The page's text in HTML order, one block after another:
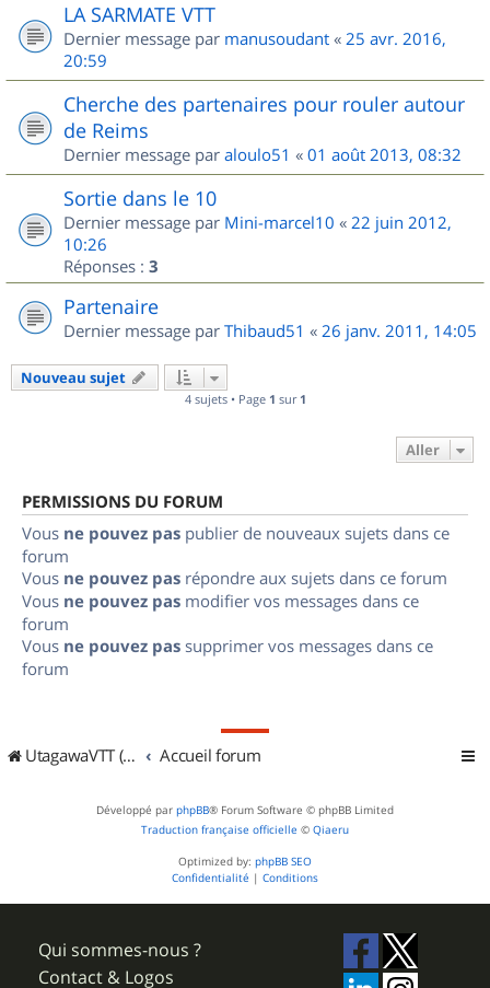
LA SARMATE VTT
Dernier message par manusoudant « 25 avr. 2016,
20:59
Cherche des partenaires pour rouler autour
de Reims
Dernier message par aloulo51 « 01 août 2013, 08:32
Sortie dans le 10
Dernier message par Mini-marcel10 « 22 juin 2012,
10:26
Réponses : 3
Partenaire
Dernier message par Thibaud51 « 26 janv. 2011, 14:05
Nouveau sujet
4 sujets • Page 1 sur 1
Aller
PERMISSIONS DU FORUM
Vous ne pouvez pas publier de nouveaux sujets dans ce
forum
Vous ne pouvez pas répondre aux sujets dans ce forum
Vous ne pouvez pas modifier vos messages dans ce
forum
Vous ne pouvez pas supprimer vos messages dans ce
forum
UtagawaVTT (Randos VTT et VTTAE avec traces GPS) Accueil forum
Développé par phpBB® Forum Software © phpBB Limited
Traduction française officielle © Qiaeru
Optimized by: phpBB SEO
Confidentialité | Conditions
Qui sommes-nous ?
Contact & Logos